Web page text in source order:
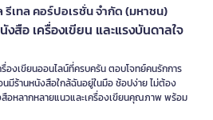
รีเทล คอร์ปอเรชั่น จำกัด (มหาชน)
สือ เครื่องเขียน และแรงบันดาลใจ
องเขียนออนไลน์ที่ครบครัน ตอบโจทย์คนรักการ
มีร้านหนังสือใกล้ฉันอยู่ในมือ ช้อปง่าย ไม่ต้อง
อหลากหลายแนวและเครื่องเขียนคุณภาพ พร้อม